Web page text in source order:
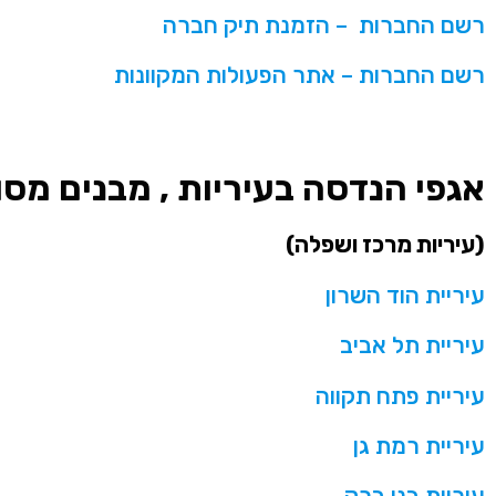
רשם החברות – הזמנת תיק חברה
רשם החברות – אתר הפעולות המקוונות
אגפי הנדסה בעיריות , מבנים
(עיריות מרכז ושפלה)
עיריית הוד השרון
עיריית תל אביב
עיריית פתח תקווה
עיריית רמת גן